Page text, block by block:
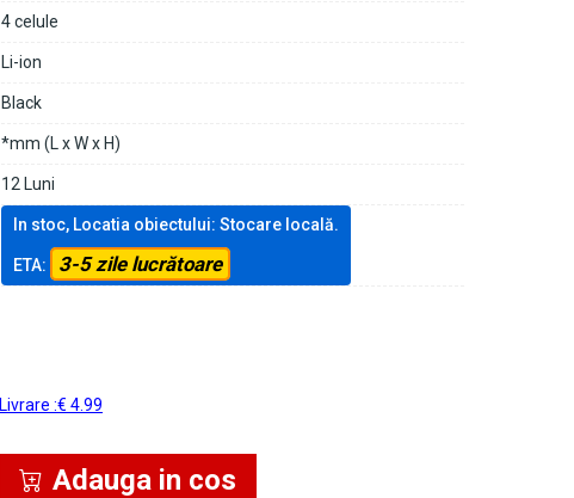
4 celule
Li-ion
Black
*mm (L x W x H)
12 Luni
In stoc, Locatia obiectului: Stocare locală.
ETA: 3-5 zile lucrătoare
Livrare :€ 4.99
Adauga in cos